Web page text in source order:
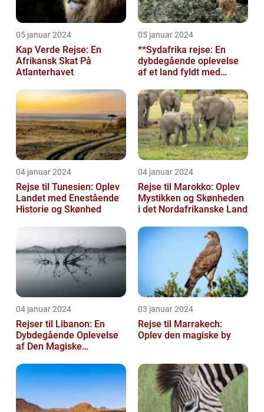
05 januar 2024
Kap Verde Rejse: En
Afrikansk Skat På
Atlanterhavet
05 januar 2024
**Sydafrika rejse: En
dybdegående oplevelse
af et land fyldt med
04 januar 2024
Rejse til Tunesien: Oplev
Landet med Enestående
Historie og Skønhed
04 januar 2024
Rejse til Marokko: Oplev
Mystikken og Skønheden
i det Nordafrikanske Land
04 januar 2024
Rejser til Libanon: En
Dybdegående Oplevelse
af Den Magiske
03 januar 2024
Rejse til Marrakech:
Oplev den magiske by